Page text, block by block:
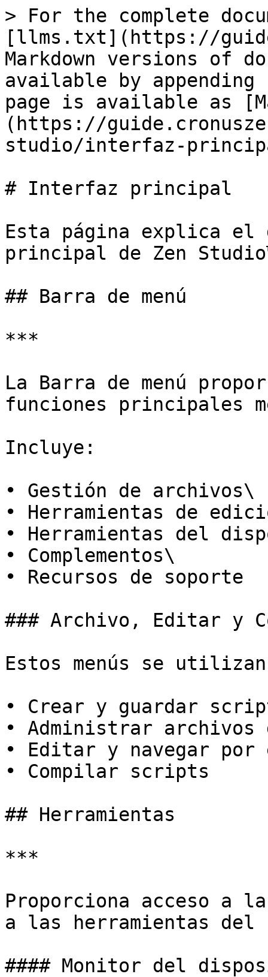
> For the complete
[llms.txt](https://
Markdown versions of
available by
page is available as
(https://
studio/interfaz-
# Interfaz principal
Esta página explica
principal de Zen
## Barra de menú
***
La Barra de menú
funciones principales
Incluye:
• Gestión de archivos\
• Herramientas de
• Herramientas del
• Complementos\
• Recursos de soporte
### Archivo, Editar y
Estos menús se
• Crear y guardar
• Administrar archivos
• Editar y navegar
• Compilar scripts
## Herramientas
***
Proporciona acceso a
a las herramientas del
#### Monitor del